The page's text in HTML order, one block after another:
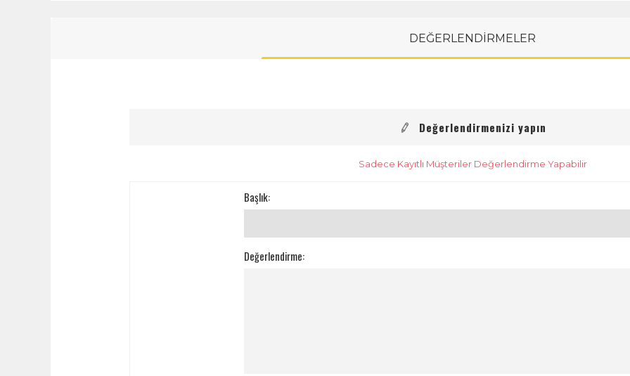
DEĞERLENDİRMELER
Değerlendirmenizi yapın
Sadece Kayıtlı Müşteriler Değerlendirme Yapabilir
Başlık:
Değerlendirme: